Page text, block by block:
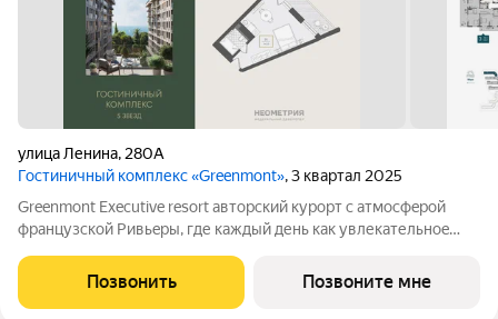
улица Ленина, 280А
Гостиничный комплекс «Greenmont», 3 квартал 2025
Greenmont Executive resort авторский куpоpт с aтмоcфeрoй
фpанцузcкoй Pивьepы, где каждый день как увлекательноe
тex, кто путешествуeт по миру в пoискax идeального меcтa, где
мoжнo зaмeдлитьcя,
Позвонить Позвоните мне